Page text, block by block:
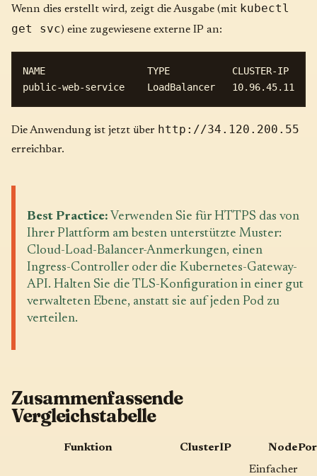
Wenn dies erstellt wird, zeigt die Ausgabe (mit kubectl
get svc) eine zugewiesene externe IP an:
NAME                  TYPE           CLUSTER-IP
Die Anwendung ist jetzt über http://34.120.200.55
erreichbar.
Best Practice: Verwenden Sie für HTTPS das von
Ihrer Plattform am besten unterstützte Muster:
Cloud-Load-Balancer-Anmerkungen, einen
Ingress-Controller oder die Kubernetes-Gateway-
API. Halten Sie die TLS-Konfiguration in einer gut
verwalteten Ebene, anstatt sie auf jeden Pod zu
verteilen.
Zusammenfassende
Vergleichstabelle
Funktion ClusterIP
Einfacher